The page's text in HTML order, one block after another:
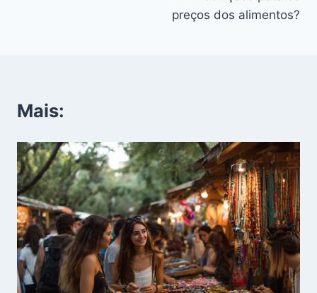
preços dos alimentos?
Mais: